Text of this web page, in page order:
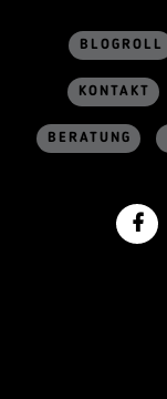
BLOGROLL
KONTAKT
BERATUNG